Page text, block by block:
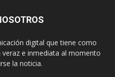
digital que tiene como
e inmediata al momento
la noticia.